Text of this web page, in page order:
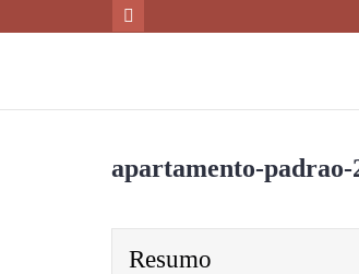
apartamento-
Resumo